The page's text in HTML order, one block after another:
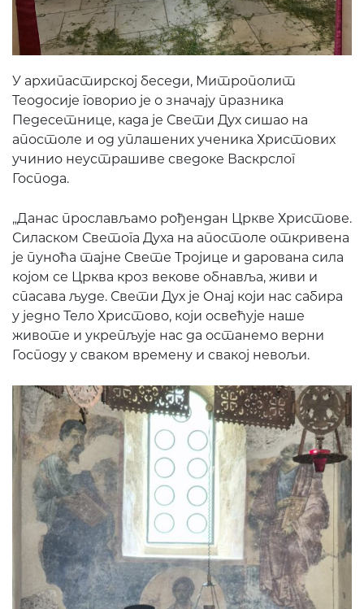
У архипастирској беседи, Митрополит
Теодосије говорио је о значају празника
Педесетнице, када је Свети Дух сишао на
апостоле и од уплашених ученика Христових
учинио неустрашиве сведоке Васкрслог
Господа.
„Данас прослављамо рођендан Цркве Христове.
Силаском Светога Духа на апостоле откривена
је пуноћа тајне Свете Тројице и дарована сила
којом се Црква кроз векове обнавља, живи и
спасава људе. Свети Дух је Онај који нас сабира
у једно Тело Христово, који освећује наше
животе и укрепљује нас да останемо верни
Господу у сваком времену и свакој невољи.